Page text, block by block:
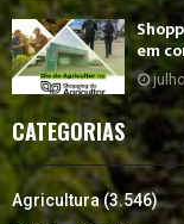
em
CATEGORIAS
Agricultura(3.546)